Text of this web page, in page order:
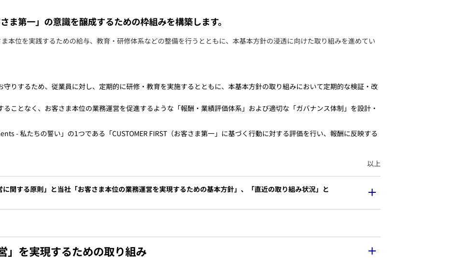
ま第一」の意識を醸成するための枠組みを構築します。
本位を実践するための給与、教育・研修体系などの整備を行うとともに、本基本方針の浸透に向けた取り組みを進めてい
りするため、従業員に対し、定期的に研修・教育を実施するとともに、本基本方針の取り組みにおいて定期的な検証・改
ことなく、お客さま本位の業務運営を促進するような「報酬・業績評価体系」および適切な「ガバナンス体制」を設計・
- 私たちの誓い」の1つである「CUSTOMER FIRST（お客さま第一」に基づく行動に対する評価を行い、報酬に反映する
​以上
関する原則」と当社「お客さま本位の業務運営を実現するための基本方針」、「直近の取り組み状況」と
応関係についてはこちら
」を実現するための取り組み